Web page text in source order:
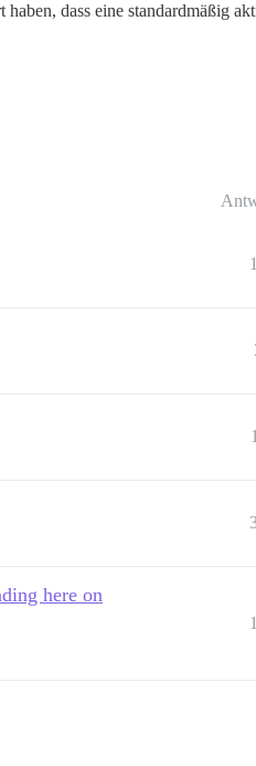
dass eine standardmäßig
here on